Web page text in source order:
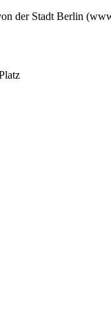
der Stadt Berlin